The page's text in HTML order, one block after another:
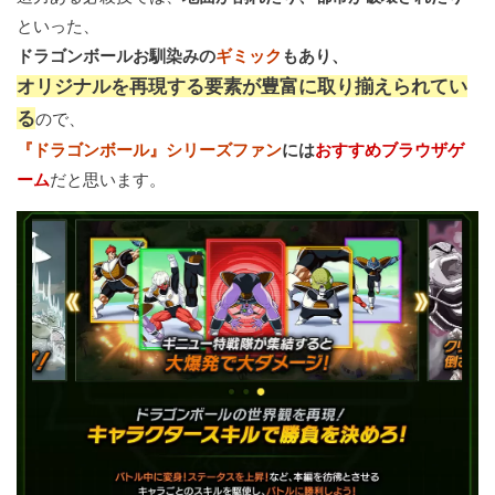
といった、
ドラゴンボールお馴染みのギミック もあり、
オリジナルを再現する要素が豊富に取り揃えられてい
るので、
『ドラゴンボール』シリーズファンにはおすすめブラウザゲ
ームだと思います。